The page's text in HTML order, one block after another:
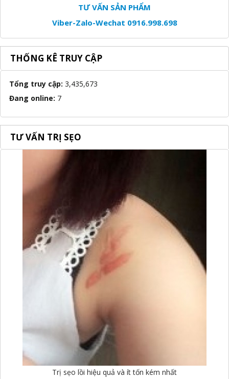
TƯ VẤN SẢN PHẨM
Viber-Zalo-Wechat 0916.998.698
THỐNG KÊ TRUY CẬP
Tổng truy cập: 3,435,673
Đang online: 7
TƯ VẤN TRỊ SẸO
Trị sẹo lồi hiệu quả và ít tốn kém nhất